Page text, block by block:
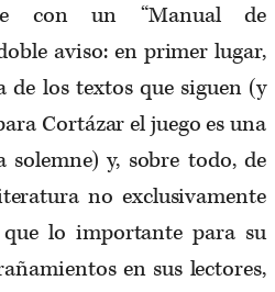
con un “Manual de
aviso: en primer lugar,
de los textos que siguen (y
Cortázar el juego es una
solemne) y, sobre todo, de
no exclusivamente
lo importante para su
en sus lectores,